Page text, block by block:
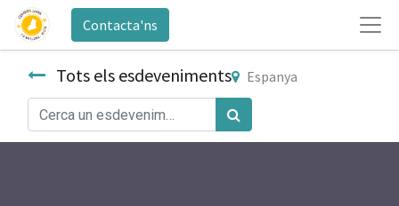
Contacta'ns
Tots els esdeveniments Espanya